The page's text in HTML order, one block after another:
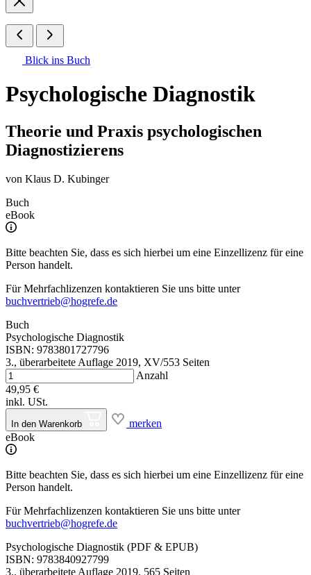
Blick ins Buch
Psychologische Diagnostik
Theorie und Praxis psychologischen
Diagnostizierens
von Klaus D. Kubinger
Buch
eBook
Bitte beachten Sie, dass es sich hierbei um eine Einzellizenz für eine
Person handelt.
Für Mehrfachlizenzen kontaktieren Sie uns bitte unter
buchvertrieb@hogrefe.de
Buch
Psychologische Diagnostik
ISBN: 9783801727796
3., überarbeitete Auflage 2019, XV/553 Seiten
Anzahl
49,95 €
inkl. USt.
In den Warenkorb
merken
eBook
Bitte beachten Sie, dass es sich hierbei um eine Einzellizenz für eine
Person handelt.
Für Mehrfachlizenzen kontaktieren Sie uns bitte unter
buchvertrieb@hogrefe.de
Psychologische Diagnostik (PDF & EPUB)
ISBN: 9783840927799
3., überarbeitete Auflage 2019, 565 Seiten